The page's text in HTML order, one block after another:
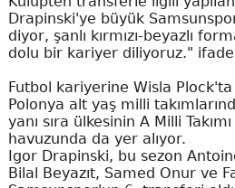
Drapinski'ye büyük
diyor, şanlı kırmızı-beyazlı
dolu bir kariyer diliyoruz."
Futbol kariyerine Wisla
Polonya alt yaş milli
yanı sıra ülkesinin A Milli
havuzunda da yer alıyor.
Igor Drapinski, bu sezon
Bilal Beyazıt, Samed Onur ve